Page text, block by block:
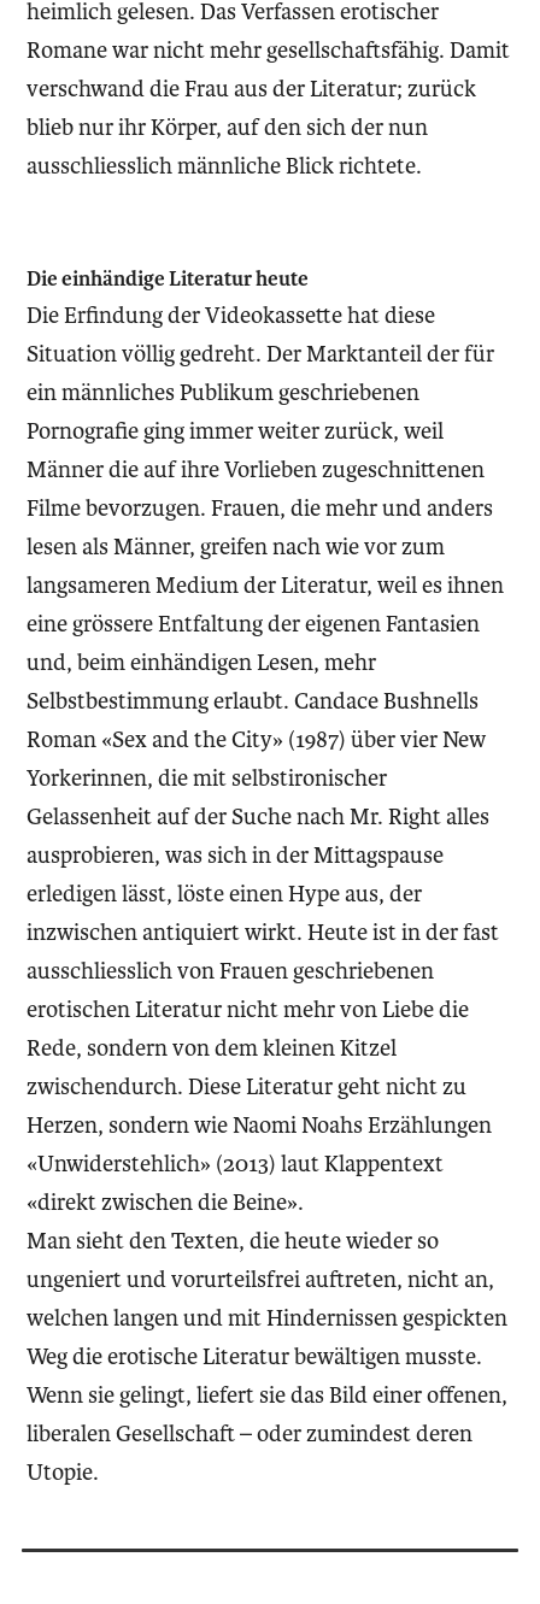
heimlich gelesen. Das Verfassen erotischer
Romane war nicht mehr gesellschaftsfähig. Damit
verschwand die Frau aus der Literatur; zurück
blieb nur ihr Körper, auf den sich der nun
ausschliesslich männliche Blick richtete.
Die einhändige Literatur heute
Die Erfindung der Videokassette hat diese
Situation völlig gedreht. Der Marktanteil der für
ein männliches Publikum geschriebenen
Pornografie ging immer weiter zurück, weil
Männer die auf ihre Vorlieben zugeschnittenen
Filme bevorzugen. Frauen, die mehr und anders
lesen als Männer, greifen nach wie vor zum
langsameren Medium der Literatur, weil es ihnen
eine grössere Entfaltung der eigenen Fantasien
und, beim einhändigen Lesen, mehr
Selbstbestimmung erlaubt. Candace Bushnells
Roman «Sex and the City» (1987) über vier New
Yorkerinnen, die mit selbstironischer
Gelassenheit auf der Suche nach Mr. Right alles
ausprobieren, was sich in der Mittagspause
erledigen lässt, löste einen Hype aus, der
inzwischen antiquiert wirkt. Heute ist in der fast
ausschliesslich von Frauen geschriebenen
erotischen Literatur nicht mehr von Liebe die
Rede, sondern von dem kleinen Kitzel
zwischendurch. Diese Literatur geht nicht zu
Herzen, sondern wie Naomi Noahs Erzählungen
«Unwiderstehlich» (2013) laut Klappentext
«direkt zwischen die Beine».
Man sieht den Texten, die heute wieder so
ungeniert und vorurteilsfrei auftreten, nicht an,
welchen langen und mit Hindernissen gespickten
Weg die erotische Literatur bewältigen musste.
Wenn sie gelingt, liefert sie das Bild einer offenen,
liberalen Gesellschaft – oder zumindest deren
Utopie.